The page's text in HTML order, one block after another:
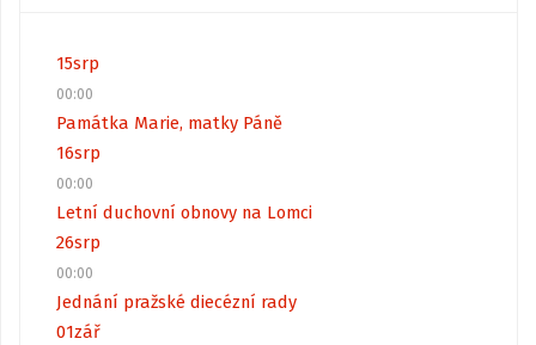
15srp
00:00
Památka Marie, matky Páně
16srp
00:00
Letní duchovní obnovy na Lomci
26srp
00:00
Jednání pražské diecézní rady
01zář